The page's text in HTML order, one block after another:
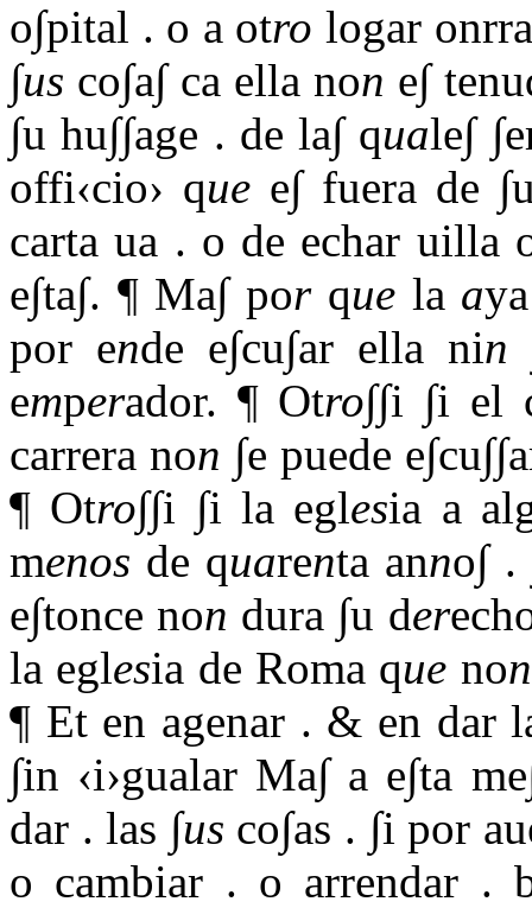
o∫pital . o a otro logar
∫us co∫a∫ ca ella non e∫
∫u hu∫∫age . de la∫ quale∫
offi‹cio› quee∫ fuera de
carta ua . o de echar uilla
e∫ta∫. ¶ Ma∫ porquela a
por ende e∫cu∫ar ella nin
emperador. ¶ Otro∫∫i ∫i el
carrera non ∫e puede
¶ Otro∫∫i ∫i la eglesia a
menos de quarenta anno∫ .
e∫tonce non dura ∫u der
la eglesia de Roma que non
¶ Et en agenar . & en dar
∫in ‹i›gualar Ma∫ a e∫ta
dar . las ∫us co∫as . ∫i por
o cambiar . o arrendar .